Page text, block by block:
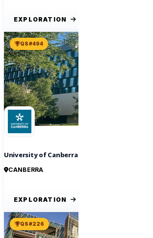
EXPLORATION
QS #494
University of Canberra
CANBERRA
EXPLORATION
QS #226